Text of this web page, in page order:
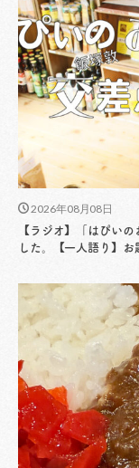
2026年08月08日
【ラジオ】「はぴい
した。【一人語り】お